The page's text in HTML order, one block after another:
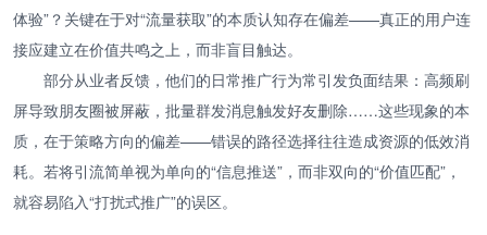
体验”？关键在于对“流量获取”的本质认知存在偏差——真正的用户连
接应建立在价值共鸣之上，而非盲目触达。
部分从业者反馈，他们的日常推广行为常引发负面结果：高频刷
屏导致朋友圈被屏蔽，批量群发消息触发好友删除……这些现象的本
质，在于策略方向的偏差——错误的路径选择往往造成资源的低效消
耗。若将引流简单视为单向的“信息推送”，而非双向的“价值匹配”，
就容易陷入“打扰式推广”的误区。